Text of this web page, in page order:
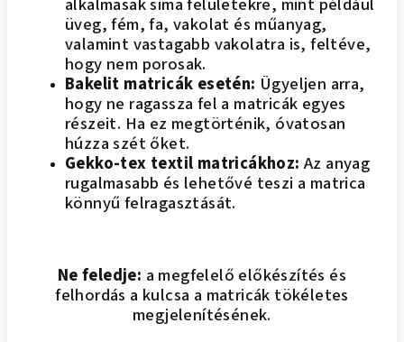
üveg, fém, fa, vakolat és műanyag,
valamint vastagabb vakolatra is, feltéve,
hogy nem porosak.
Bakelit matricák esetén: Ügyeljen arra,
hogy ne ragassza fel a matricák egyes
részeit. Ha ez megtörténik, óvatosan
húzza szét őket.
Gekko-tex textil matricákhoz:Az anyag
rugalmasabb és lehetővé teszi a matrica
könnyű felragasztását.
Ne feledje: a megfelelő előkészítés és
felhordás a kulcsa a matricák tökéletes
megjelenítésének.